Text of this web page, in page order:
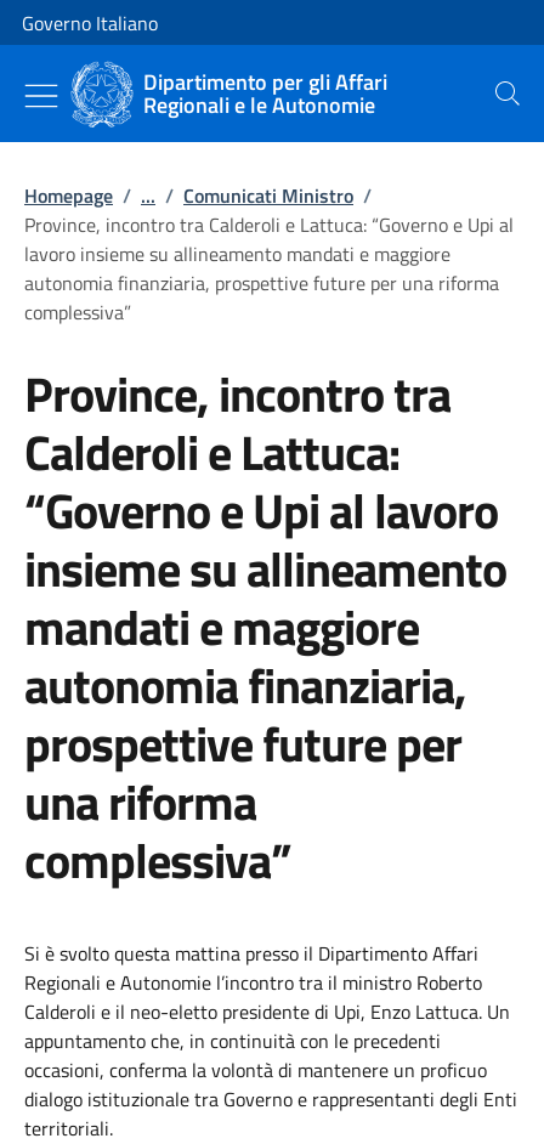
Vai al contenuto
Vai alla navigazione del sito
Governo Italiano
Dipartimento per gli Affari
Regionali e le Autonomie Cerca
Homepage / ... / Comunicati Ministro /
Province, incontro tra Calderoli e Lattuca: “Governo e Upi al
lavoro insieme su allineamento mandati e maggiore
autonomia finanziaria, prospettive future per una riforma
complessiva”
Province, incontro tra
Calderoli e Lattuca:
“Governo e Upi al lavoro
insieme su allineamento
mandati e maggiore
autonomia finanziaria,
prospettive future per
una riforma
complessiva”
Si è svolto questa mattina presso il Dipartimento Affari
Regionali e Autonomie l’incontro tra il ministro Roberto
Calderoli e il neo-eletto presidente di Upi, Enzo Lattuca. Un
appuntamento che, in continuità con le precedenti
occasioni, conferma la volontà di mantenere un proficuo
dialogo istituzionale tra Governo e rappresentanti degli Enti
territoriali.